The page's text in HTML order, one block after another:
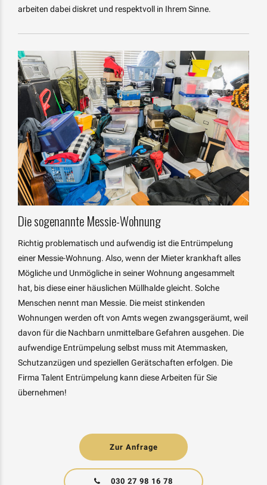
arbeiten dabei diskret und respektvoll in Ihrem Sinne.
Die sogenannte Messie-Wohnung
Richtig problematisch und aufwendig ist die Entrümpelung
einer Messie-Wohnung. Also, wenn der Mieter krankhaft alles
Mögliche und Unmögliche in seiner Wohnung angesammelt
hat, bis diese einer häuslichen Müllhalde gleicht. Solche
Menschen nennt man Messie. Die meist stinkenden
Wohnungen werden oft von Amts wegen zwangsgeräumt, weil
davon für die Nachbarn unmittelbare Gefahren ausgehen. Die
aufwendige Entrümpelung selbst muss mit Atemmasken,
Schutzanzügen und speziellen Gerätschaften erfolgen. Die
Firma Talent Entrümpelung kann diese Arbeiten für Sie
übernehmen!
Zur Anfrage
030 27 98 16 78